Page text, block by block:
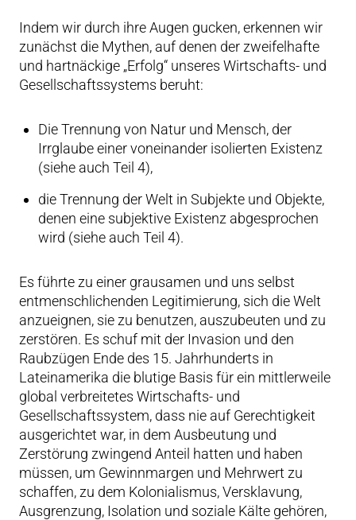
Indem wir durch ihre Augen gucken, erkennen wir
zunächst die Mythen, auf denen der zweifelhafte
und hartnäckige „Erfolg“ unseres Wirtschafts- und
Gesellschaftssystems beruht:
Die Trennung von Natur und Mensch, der
Irrglaube einer voneinander isolierten Existenz
(siehe auch Teil 4),
die Trennung der Welt in Subjekte und Objekte,
denen eine subjektive Existenz abgesprochen
wird (siehe auch Teil 4).
Es führte zu einer grausamen und uns selbst
entmenschlichenden Legitimierung, sich die Welt
anzueignen, sie zu benutzen, auszubeuten und zu
zerstören. Es schuf mit der Invasion und den
Raubzügen Ende des 15. Jahrhunderts in
Lateinamerika die blutige Basis für ein mittlerweile
global verbreitetes Wirtschafts- und
Gesellschaftssystem, dass nie auf Gerechtigkeit
ausgerichtet war, in dem Ausbeutung und
Zerstörung zwingend Anteil hatten und haben
müssen, um Gewinnmargen und Mehrwert zu
schaffen, zu dem Kolonialismus, Versklavung,
Ausgrenzung, Isolation und soziale Kälte gehören,